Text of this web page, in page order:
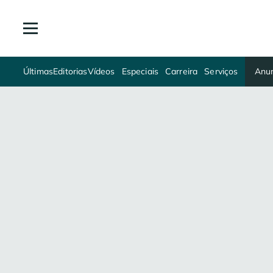
ÚltimasEditoriasVídeos Especiais Carreira Serviços